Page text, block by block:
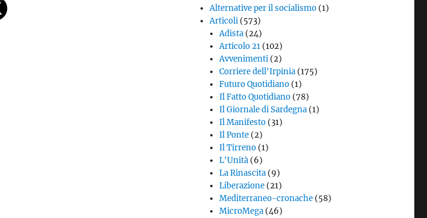
Alternative per il socialismo (1)
Articoli (573)
Adista (24)
Articolo 21 (102)
Avvenimenti (2)
Corriere dell'Irpinia (175)
Futuro Quotidiano (1)
Il Fatto Quotidiano (78)
Il Giornale di Sardegna (1)
Il Manifesto (31)
Il Ponte (2)
Il Tirreno (1)
L'Unità (6)
La Rinascita (9)
Liberazione (21)
Mediterraneo-cronache (58)
MicroMega (46)